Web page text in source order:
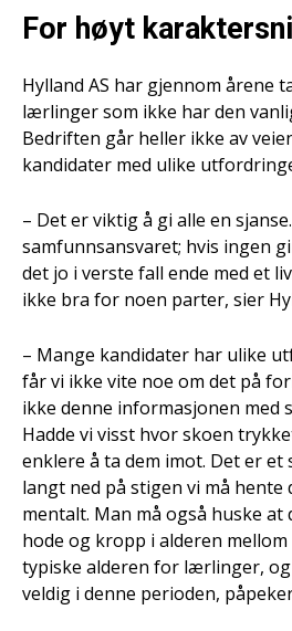
For høyt
Hylland AS har gjennom årene
lærlinger som ikke har den
Bedriften går heller ikke av
kandidater med ulike
– Det er viktig å gi alle en
samfunnsansvaret; hvis ingen
det jo i verste fall ende med et
ikke bra for noen parter, sier
– Mange kandidater har ulike
får vi ikke vite noe om det på
ikke denne informasjonen med
Hadde vi visst hvor skoen
enklere å ta dem imot. Det er
langt ned på stigen vi må hente
mentalt. Man må også huske
hode og kropp i alderen mellom
typiske alderen for lærlinger, og
veldig i denne perioden,